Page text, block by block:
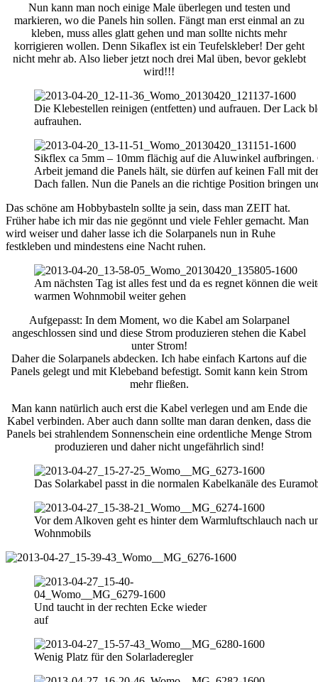
Nun kann man noch einige Male überlegen und testen und
markieren, wo die Panels hin sollen. Fängt man erst einmal an zu
kleben, muss alles glatt gehen und man sollte nichts mehr
korrigieren wollen. Denn Sikaflex ist ein Teufelskleber! Der geht
nicht mehr ab. Also lieber jetzt noch drei Mal üben, bevor geklebt
wird!!!
Die Klebestellen reinigen (entfetten) und aufrauen. Der Lack
aufrauhen.
Sikflex ca 5mm – 10mm flächig auf die Aluwinkel aufbringen.
Arbeit jemand die Panels hält, sie dürfen auf keinen Fall mit
Dach fallen. Nun die Panels an die richtige Position bringen
Das schöne am Hobbybasteln sollte ja sein, dass man ZEIT hat.
Früher habe ich mir das nie gegönnt und viele Fehler gemacht. Man
wird weiser und daher lasse ich die Solarpanels nun in Ruhe
festkleben und mindestens eine Nacht ruhen.
Am nächsten Tag ist alles fest und da es regnet können die
warmen Wohnmobil weiter gehen
Aufgepasst: In dem Moment, wo die Kabel am Solarpanel
angeschlossen sind und diese Strom produzieren stehen die Kabel
unter Strom!
Daher die Solarpanels abdecken. Ich habe einfach Kartons auf die
Panels gelegt und mit Klebeband befestigt. Somit kann kein Strom
mehr fließen.
Man kann natürlich auch erst die Kabel verlegen und am Ende die
Kabel verbinden. Aber auch dann sollte man daran denken, dass die
Panels bei strahlendem Sonnenschein eine ordentliche Menge Strom
produzieren und daher nicht ungefährlich sind!
Das Solarkabel passt in die normalen Kabelkanäle des
Vor dem Alkoven geht es hinter dem Warmluftschlauch nach
Wohnmobils
Und taucht in der rechten Ecke wieder
auf
Wenig Platz für den Solarladeregler